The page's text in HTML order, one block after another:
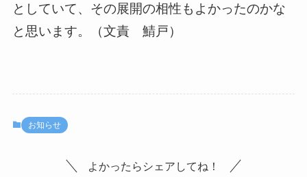
としていて、その展開の相性もよかったのかな
と思います。（文責 鯖戸）
お知らせ
よかったらシェアしてね！